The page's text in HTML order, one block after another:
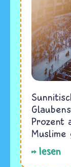
Prozent
Muslime
lesen